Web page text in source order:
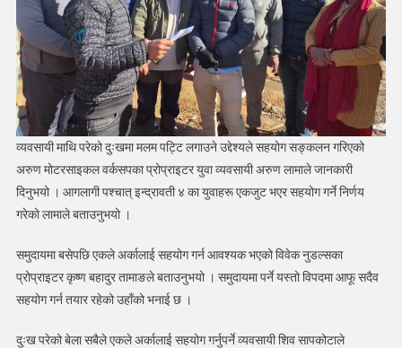
व्यवसायी माथि परेको दुःखमा मलम पट्टि लगाउने उद्देश्यले सहयोग सङ्कलन गरिएको
अरुण मोटरसाइकल वर्कसपका प्रोप्राइटर युवा व्यवसायी अरुण लामाले जानकारी
दिनुभयो । आगलागी पश्चात् इन्द्रावती ४ का युवाहरू एकजुट भएर सहयोग गर्ने निर्णय
गरेको लामाले बताउनुभयो ।
समुदायमा बसेपछि एकले अर्कालाई सहयोग गर्न आवश्यक भएको विवेक नुडल्सका
प्रोप्राइटर कृष्ण बहादुर तामाङले बताउनुभयो । समुदायमा पर्ने यस्तो विपदमा आफू सदैव
सहयोग गर्न तयार रहेको उहाँको भनाई छ ।
दुःख परेको बेला सबैले एकले अर्कालाई सहयोग गर्नुपर्ने व्यवसायी शिव सापकोटाले